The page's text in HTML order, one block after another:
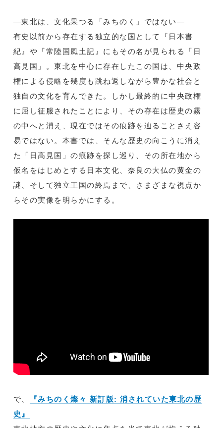
―東北は、文化果つる「みちのく」ではない―
有史以前から存在する独立的な国として『日本書
紀』や『常陸国風土記』にもその名が見られる「日
高見国」。東北を中心に存在したこの国は、中央政
権による侵略を幾度も跳ね返しながら豊かな社会と
独自の文化を育んできた。しかし最終的に中央政権
に屈し征服されたことにより、その存在は歴史の霧
の中へと消え、現在ではその痕跡を辿ることさえ容
易ではない。本書では、そんな歴史の向こうに消え
た「日高見国」の痕跡を探し巡り、その所在地から
仮名をはじめとする日本文化、奈良の大仏の黄金の
謎、そして独立王国の終焉まで、さまざまな視点か
らその実像を明らかにする。
で、
『みちのく燦々 新訂版: 消されていた東北の歴
史』